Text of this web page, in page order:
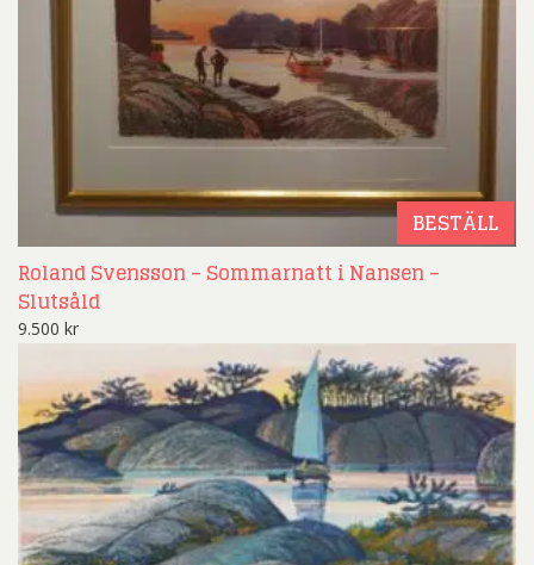
BESTÄLL
Roland Svensson – Sommarnatt i Nansen –
Slutsåld
9.500 kr